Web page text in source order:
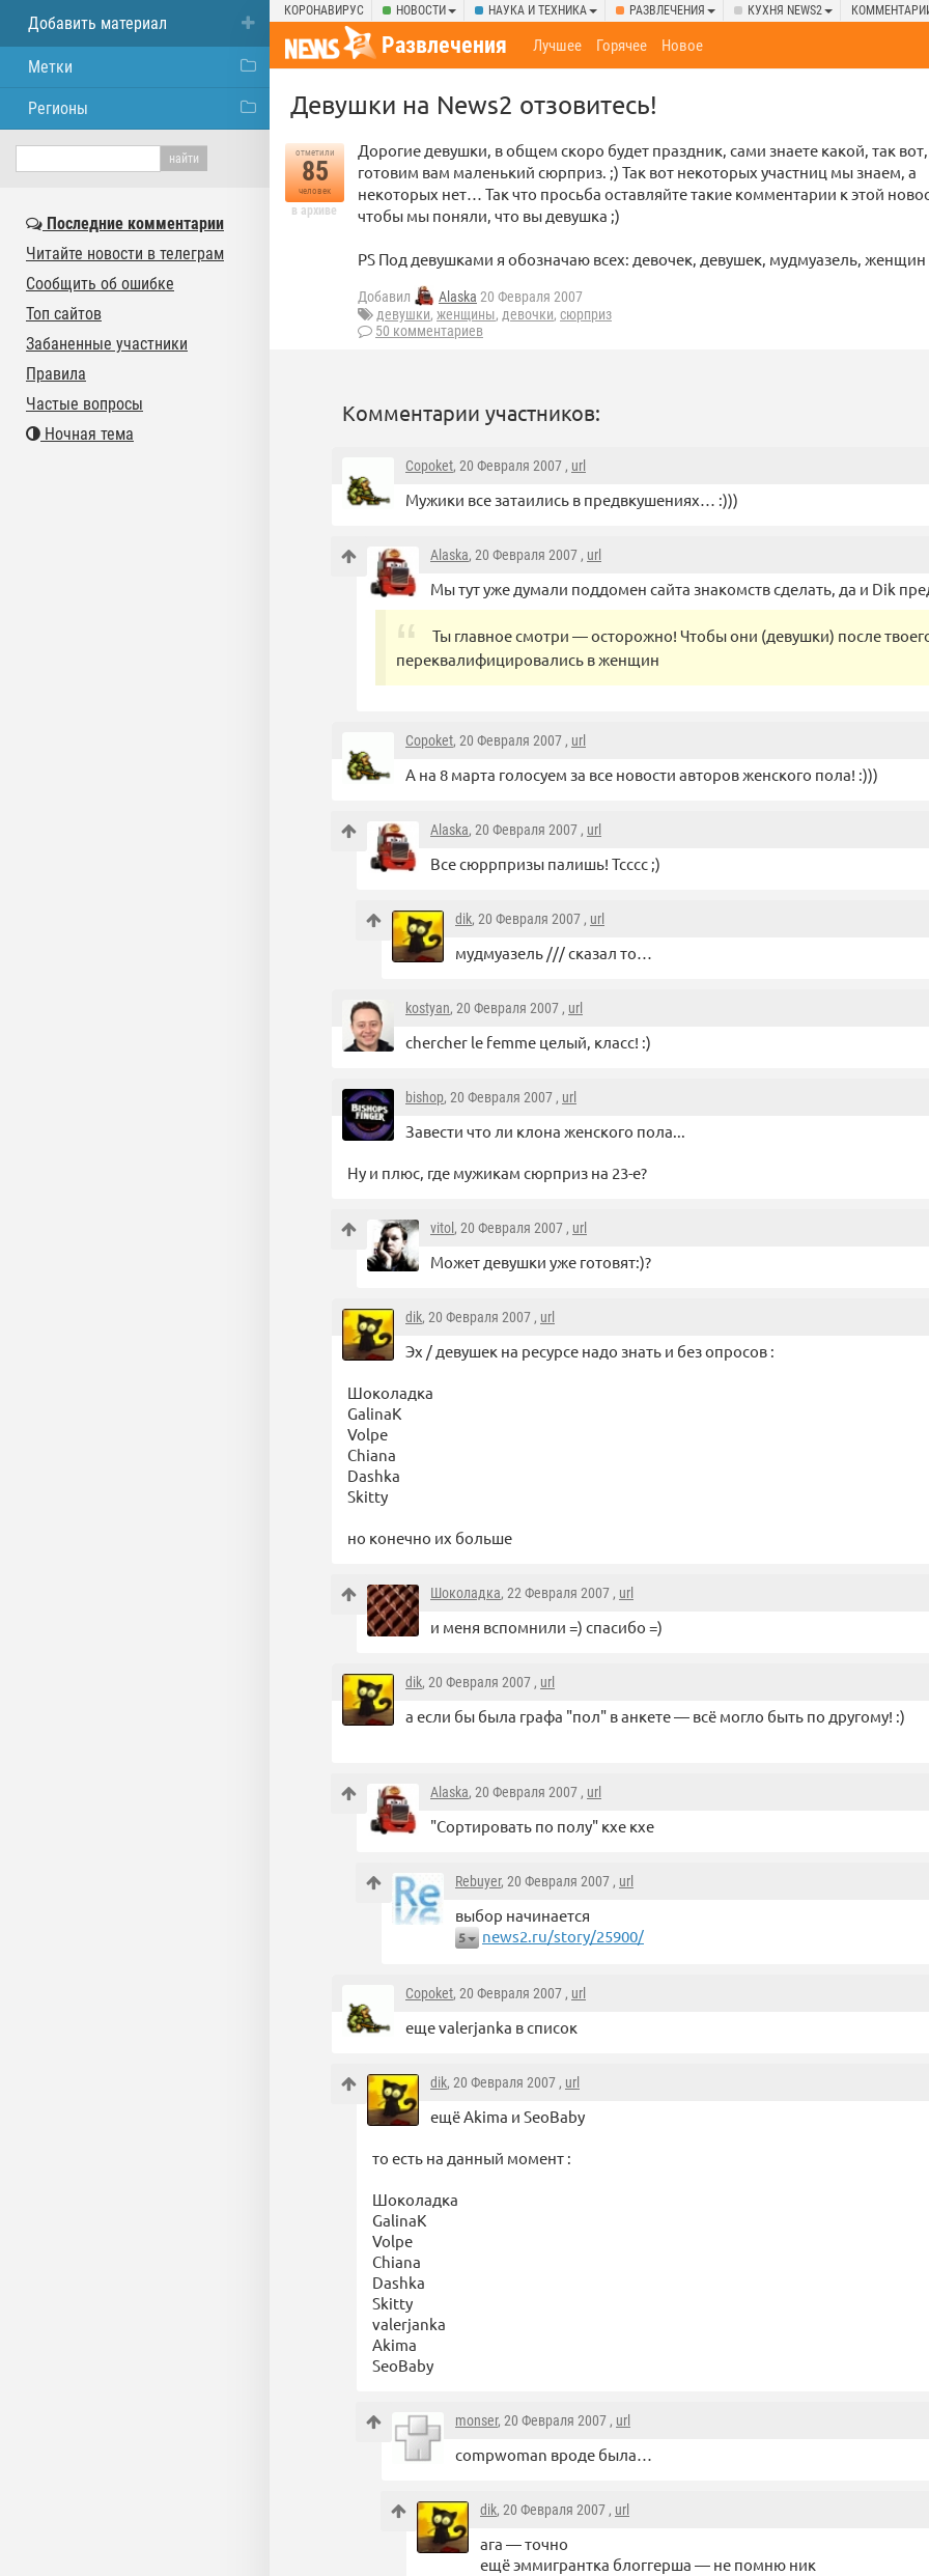
КОРОНАВИРУС НОВОСТИ НАУКА И ТЕХНИКА РАЗВЛЕЧЕНИЯ КУХНЯ NEWS2
Развлечения Лучшее Горячее Новое
Девушки на News2 отзовитесь!
отметили
85
человек
в архиве
Дорогие девушки, в общем скоро будет праздник, сами знаете какой, так
готовим вам маленький сюрприз. ;) Так вот некоторых участниц мы знаем, а
некоторых нет… Так что просьба оставляйте такие комментарии к этой
чтобы мы поняли, что вы девушка ;)
PS Под девушками я обозначаю всех: девочек, девушек, мудмуазель, женщин
Добавил Alaska 20 Февраля 2007
девушки, женщины, девочки, сюрприз
50 комментариев
Комментарии участников:
Copoket, 20 Февраля 2007 , url
Мужики все затаились в предвкушениях… :)))
Alaska, 20 Февраля 2007 , url
Мы тут уже думали поддомен сайта знакомств сделать, да и Dik
Ты главное смотри — осторожно! Чтобы они (девушки) после
переквалифицировались в женщин
Copoket, 20 Февраля 2007 , url
А на 8 марта голосуем за все новости авторов женского пола! :)))
Alaska, 20 Февраля 2007 , url
Все сюррпризы палишь! Тсссс ;)
dik, 20 Февраля 2007 , url
мудмуазель /// сказал то…
kostyan, 20 Февраля 2007 , url
chercher le femme целый, класс! :)
bishop, 20 Февраля 2007 , url
Завести что ли клона женского пола...
Ну и плюс, где мужикам сюрприз на 23-е?
vitol , 20 Февраля 2007 , url
Может девушки уже готовят:)?
dik, 20 Февраля 2007 , url
Эх / девушек на ресурсе надо знать и без опросов :
Шоколадка
GalinaK
Volpe
Chiana
Dashka
Skitty
но конечно их больше
Шоколадка, 22 Февраля 2007 , url
и меня вспомнили =) спасибо =)
dik, 20 Февраля 2007 , url
а если бы была графа "пол" в анкете — всё могло быть по другому! :)
Alaska, 20 Февраля 2007 , url
"Сортировать по полу" кхе кхе
Rebuyer, 20 Февраля 2007 , url
выбор начинается
5 news2.ru/story/25900/
Copoket, 20 Февраля 2007 , url
еще valerjanka в список
dik, 20 Февраля 2007 , url
ещё Akima и SeoBaby
то есть на данный момент :
Шоколадка
GalinaK
Volpe
Chiana
Dashka
Skitty
valerjanka
Akima
SeoBaby
monser, 20 Февраля 2007 , url
compwoman вроде была…
dik, 20 Февраля 2007 , url
ага — точно
ещё эммигрантка блоггерша — не помню ник
Добавить материал
Метки
Регионы
Последние комментарии
Читайте новости в телеграм
Сообщить об ошибке
Топ сайтов
Забаненные участники
Правила
Частые вопросы
Ночная тема